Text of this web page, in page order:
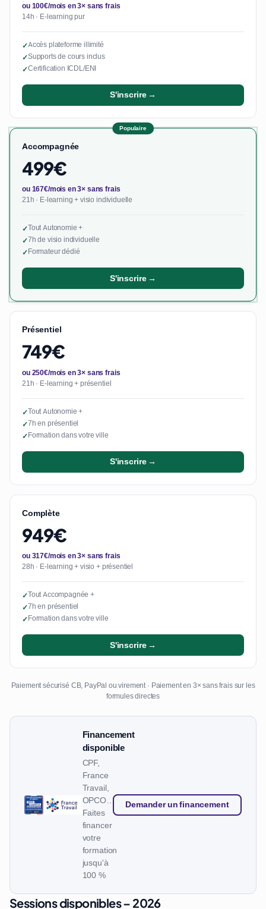
ou 100€/mois en 3× sans frais
14h · E-learning pur
✓Accès plateforme illimité
✓Supports de cours inclus
✓Certification ICDL/ENI
S'inscrire →
Populaire
Accompagnée
499€
ou 167€/mois en 3× sans frais
21h · E-learning + visio individuelle
✓Tout Autonomie +
✓7h de visio individuelle
✓Formateur dédié
S'inscrire →
Présentiel
749€
ou 250€/mois en 3× sans frais
21h · E-learning + présentiel
✓Tout Autonomie +
✓7h en présentiel
✓Formation dans votre ville
S'inscrire →
Complète
949€
ou 317€/mois en 3× sans frais
28h · E-learning + visio + présentiel
✓Tout Accompagnée +
✓7h en présentiel
✓Formation dans votre ville
S'inscrire →
Paiement sécurisé CB, PayPal ou virement · Paiement en 3× sans frais sur les
formules directes
Financement
disponible
CPF,
France
Travail,
OPCO…
Faites
financer
votre
formation
jusqu'à
100 %
Demander un financement
Sessions disponibles – 2026